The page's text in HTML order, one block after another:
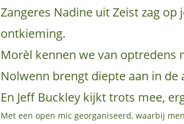
Zangeres Nadine uit Zeist zag
ontkieming.
Morèl kennen we van optredens
Nolwenn brengt diepte aan in de
En Jeff Buckley kijkt trots mee,
Met een open mic georganiseerd, waarbij